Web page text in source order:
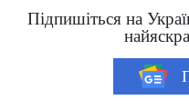
Підпишіться на